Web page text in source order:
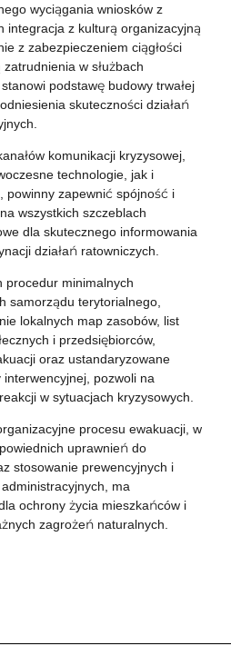
wyciągania wniosków z
integracja z kulturą organizacyjną
z zabezpieczeniem ciągłości
w służbach
podstawę budowy trwałej
skuteczności działań
komunikacji kryzysowej,
technologie, jak i
powinny zapewnić spójność i
wszystkich szczeblach
dla skutecznego informowania
działań ratowniczych.
procedur minimalnych
samorządu terytorialnego,
lokalnych map zasobów, list
i przedsiębiorców,
oraz ustandaryzowane
pozwoli na
w sytuacjach kryzysowych.
procesu ewakuacji, w
uprawnień do
stosowanie prewencyjnych i
ma
ochrony życia mieszkańców i
zagrożeń naturalnych.